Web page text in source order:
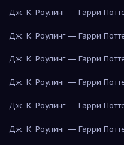
Дж. К. Роулинг — Гарри
Дж. К. Роулинг — Гарри
Дж. К. Роулинг — Гарри
Дж. К. Роулинг — Гарри
Дж. К. Роулинг — Гарри
Дж. К. Роулинг — Гарри